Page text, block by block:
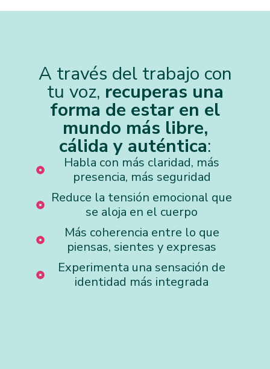
A través del trabajo con
tu voz, recuperas una
forma de estar en el
mundo más libre,
cálida y auténtica:
Habla con más claridad, más
presencia, más seguridad
Reduce la tensión emocional que
se aloja en el cuerpo
Más coherencia entre lo que
piensas, sientes y expresas
Experimenta una sensación de
identidad más integrada